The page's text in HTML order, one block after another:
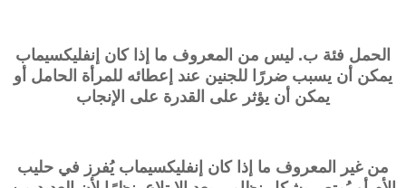
الحمل فئة ب. ليس من المعروف ما إذا كان إنفليكسيماب
يمكن أن يسبب ضررًا للجنين عند إعطائه للمرأة الحامل أو
يمكن أن يؤثر على القدرة على الإنجاب
من غير المعروف ما إذا كان إنفليكسيماب يُفرز في حليب